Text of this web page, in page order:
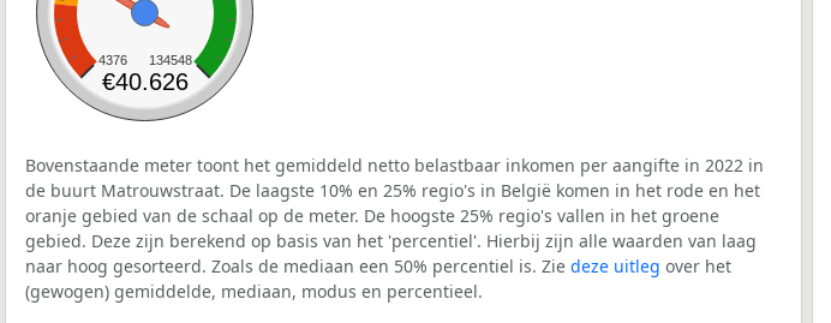
4376 134548
€40.626
Bovenstaande meter toont het gemiddeld netto belastbaar inkomen per aangifte in 2022 in
de buurt Matrouwstraat. De laagste 10% en 25% regio's in België komen in het rode en het
oranje gebied van de schaal op de meter. De hoogste 25% regio's vallen in het groene
gebied. Deze zijn berekend op basis van het 'percentiel'. Hierbij zijn alle waarden van laag
naar hoog gesorteerd. Zoals de mediaan een 50% percentiel is. Zie deze uitleg over het
(gewogen) gemiddelde, mediaan, modus en percentieel.